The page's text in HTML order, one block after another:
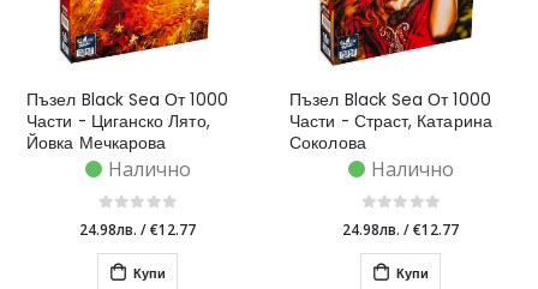
Пъзел Black Sea От 1000
Части - Циганско Лято,
Йовка Мечкарова
Налично
24.98лв. /€12.77
Купи
Пъзел Black Sea От 1000
Части - Страст, Катарина
Соколова
Налично
24.98лв. /€12.77
Купи